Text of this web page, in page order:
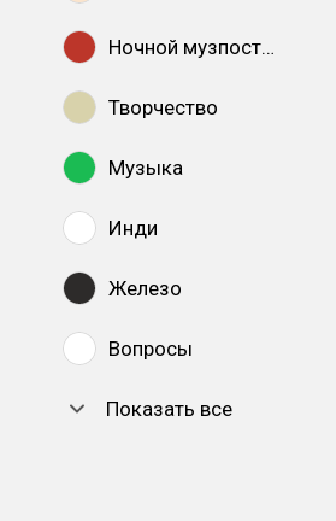
Ночной музпостинг
Творчество
Музыка
Инди
Железо
Вопросы
Показать все